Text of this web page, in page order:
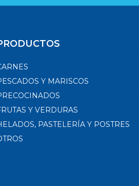
Y MARISCOS
Y VERDURAS
PASTELERÍA Y POSTRES